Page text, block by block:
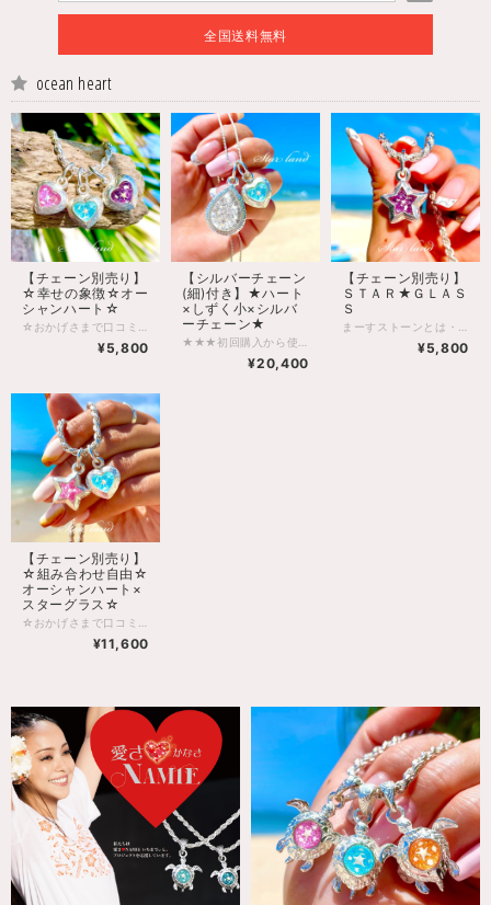
全国送料無料
ocean heart
【チェーン別売り】
☆幸せの象徴☆オー
シャンハート☆
¥5,800
【シルバーチェーン
(細)付き】★ハート
×しずく小×シルバ
ーチェーン★
¥20,400
【チェーン別売り】
ＳＴＡＲ★ＧＬＡＳ
Ｓ
¥5,800
【チェーン別売り】
☆組み合わせ自由☆
オーシャンハート×
スターグラス☆
¥11,600